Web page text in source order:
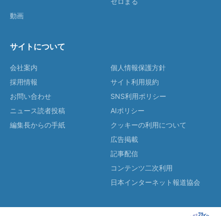
動画
サイトについて
会社案内
採用情報
お問い合わせ
ニュース読者投稿
編集長からの手紙
個人情報保護方針
サイト利用規約
SNS利用ポリシー
AIポリシー
クッキーの利用について
広告掲載
記事配信
コンテンツ二次利用
日本インターネット報道協会